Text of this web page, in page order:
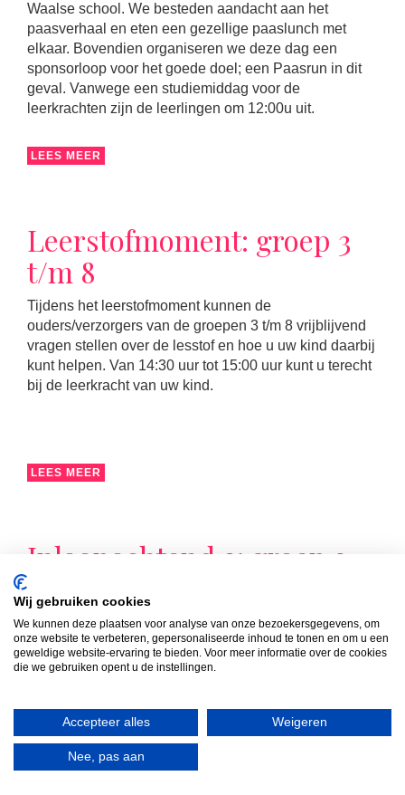
Waalse school. We besteden aandacht aan het
paasverhaal en eten een gezellige paaslunch met
elkaar. Bovendien organiseren we deze dag een
sponsorloop voor het goede doel; een Paasrun in dit
geval. Vanwege een studiemiddag voor de
leerkrachten zijn de leerlingen om 12:00u uit.
LEES MEER
Leerstofmoment: groep 3
t/m 8
Tijdens het leerstofmoment kunnen de
ouders/verzorgers van de groepen 3 t/m 8 vrijblijvend
vragen stellen over de lesstof en hoe u uw kind daarbij
kunt helpen. Van 14:30 uur tot 15:00 uur kunt u terecht
bij de leerkracht van uw kind.
LEES MEER
Inloopochtend 2: groep 3
t/m 8
Van 08:30 uur tot 09:15 uur zijn de ouders/verzorgers
van de groepen 3 t/m 8 van harte welkom in de groep
van hun kind(eren). Die ochtend volgt u samen met uw
Wij gebruiken cookies
We kunnen deze plaatsen voor analyse van onze bezoekersgegevens, om
onze website te verbeteren, gepersonaliseerde inhoud te tonen en om u een
geweldige website-ervaring te bieden. Voor meer informatie over de cookies
die we gebruiken opent u de instellingen.
Accepteer alles Weigeren
Nee, pas aan